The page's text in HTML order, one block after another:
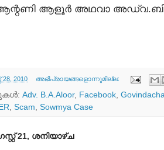
ആളൂര്‍ അഥവാ
2010 അഭിപ്രായങ്ങളൊന്നുമില്ല:
Adv. B.A.Aloor, Facebook
Scam Sowmya Case
21, ശനിയാഴ്‌ച